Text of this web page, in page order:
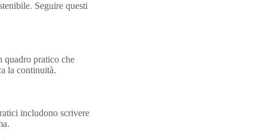
Seguire questi
quadro pratico che
la continuità.
includono scrivere